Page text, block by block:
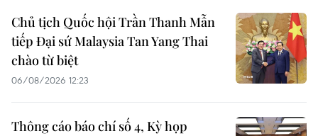
Chủ tịch Quốc hội Trần Thanh Mẫn
tiếp Đại sứ Malaysia Tan Yang Thai
chào từ biệt
06/08/2026 12:23
Thông cáo báo chí số 4, Kỳ họp